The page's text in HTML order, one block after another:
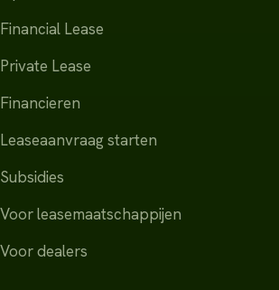
Financial Lease
Private Lease
Financieren
Leaseaanvraag starten
Subsidies
Voor leasemaatschappijen
Voor dealers